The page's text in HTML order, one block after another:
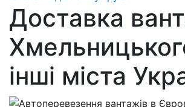
Доставка
інші міста